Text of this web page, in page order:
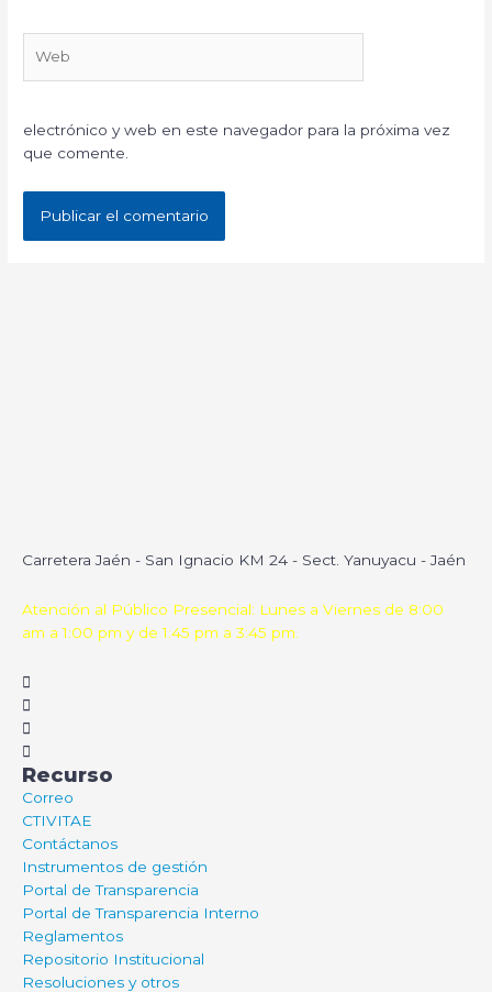
electrónico y web en este navegador para la próxima vez
que comente.
Carretera Jaén - San Ignacio KM 24 - Sect. Yanuyacu - Jaén
Atención al Público Presencial: Lunes a Viernes de 8:00
am a 1:00 pm y de 1:45 pm a 3:45 pm.
Recurso
Correo
CTIVITAE
Contáctanos
Instrumentos de gestión
Portal de Transparencia
Portal de Transparencia Interno
Reglamentos
Repositorio Institucional
Resoluciones y otros